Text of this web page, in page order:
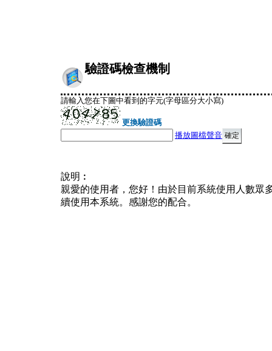
驗證碼檢查機制
請輸入您在下圖中看到的字元(字母區分大小寫)
更換驗證碼
播放圖檔聲音
說明︰
親愛的使用者，您好！由於目前系統使用人數眾
續使用本系統。感謝您的配合。